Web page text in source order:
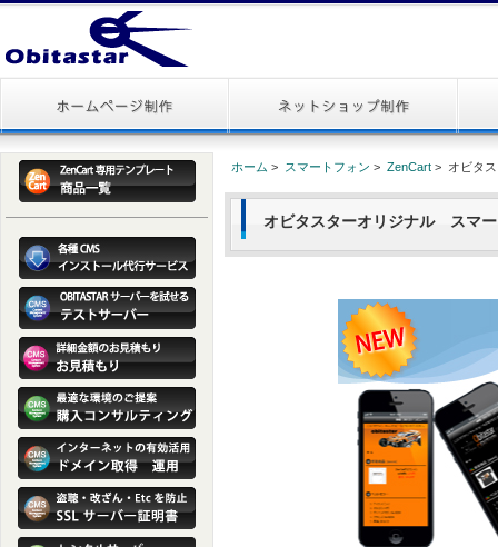
ホーム > スマートフォン > ZenCart> オビタス
オビタスターオリジナル スマ